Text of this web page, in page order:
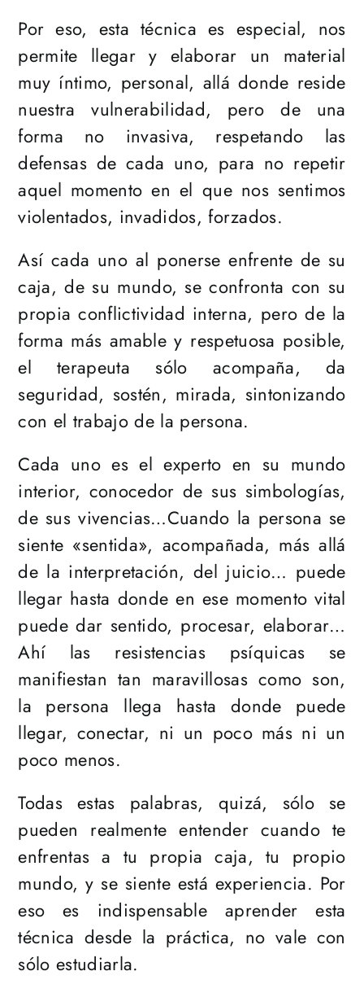
Por eso, esta técnica es especial, nos
permite llegar y elaborar un material
muy íntimo, personal, allá donde reside
nuestra vulnerabilidad, pero de una
forma no invasiva, respetando las
defensas de cada uno, para no repetir
aquel momento en el que nos sentimos
violentados, invadidos, forzados.
Así cada uno al ponerse enfrente de su
caja, de su mundo, se confronta con su
propia conflictividad interna, pero de la
forma más amable y respetuosa posible,
el terapeuta sólo acompaña, da
seguridad, sostén, mirada, sintonizando
con el trabajo de la persona.
Cada uno es el experto en su mundo
interior, conocedor de sus simbologías,
de sus vivencias…Cuando la persona se
siente «sentida», acompañada, más allá
de la interpretación, del juicio… puede
llegar hasta donde en ese momento vital
puede dar sentido, procesar, elaborar…
Ahí las resistencias psíquicas se
manifiestan tan maravillosas como son,
la persona llega hasta donde puede
llegar, conectar, ni un poco más ni un
poco menos.
Todas estas palabras, quizá, sólo se
pueden realmente entender cuando te
enfrentas a tu propia caja, tu propio
mundo, y se siente está experiencia. Por
eso es indispensable aprender esta
técnica desde la práctica, no vale con
sólo estudiarla.